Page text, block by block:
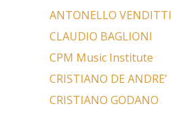
ANTONELLO VENDITTI
CLAUDIO BAGLIONI
CPM Music Institute
CRISTIANO DE ANDRE’
CRISTIANO GODANO